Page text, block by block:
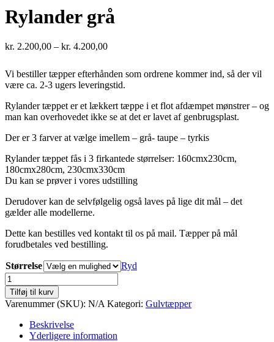
Rylander grå
kr. 2.200,00 – kr. 4.200,00Prisinterval:
kr. 4.200,00
Vi bestiller tæpper efterhånden som ordrene kommer ind, så der vil
være ca. 2-3 ugers leveringstid.
Rylander tæppet er et lækkert tæppe i et flot afdæmpet mønstrer – og
man kan overhovedet ikke se at det er lavet af genbrugsplast.
Der er 3 farver at vælge imellem – grå- taupe – tyrkis
Rylander tæppet fås i 3 firkantede størrelser: 160cmx230cm,
180cmx280cm, 230cmx330cm
Du kan se prøver i vores udstilling
Derudover kan de selvfølgelig også laves på lige dit mål – det
gælder alle modellerne.
Dette kan bestilles ved kontakt til os på mail. Tæpper på mål
forudbetales ved bestilling.
Størrelse
Ryd
Rylander
grå
antal
Tilføj til kurv
Varenummer (SKU): N/A Kategori: Gulvtæpper
Beskrivelse
Yderligere information